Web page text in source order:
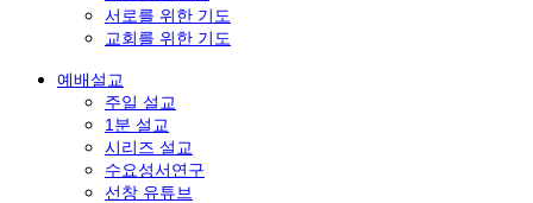
서로를 위한 기도
교회를 위한 기도
예배설교
주일 설교
1분 설교
시리즈 설교
수요성서연구
선창 유튜브